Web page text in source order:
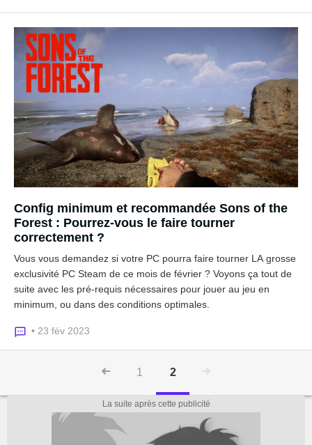
Config minimum et recommandée Sons of the
Forest : Pourrez-vous le faire tourner
correctement ?
Vous vous demandez si votre PC pourra faire tourner LA grosse
exclusivité PC Steam de ce mois de février ? Voyons ça tout de
suite avec les pré-requis nécessaires pour jouer au jeu en
minimum, ou dans des conditions optimales.
• 23 fév 2023
1 2